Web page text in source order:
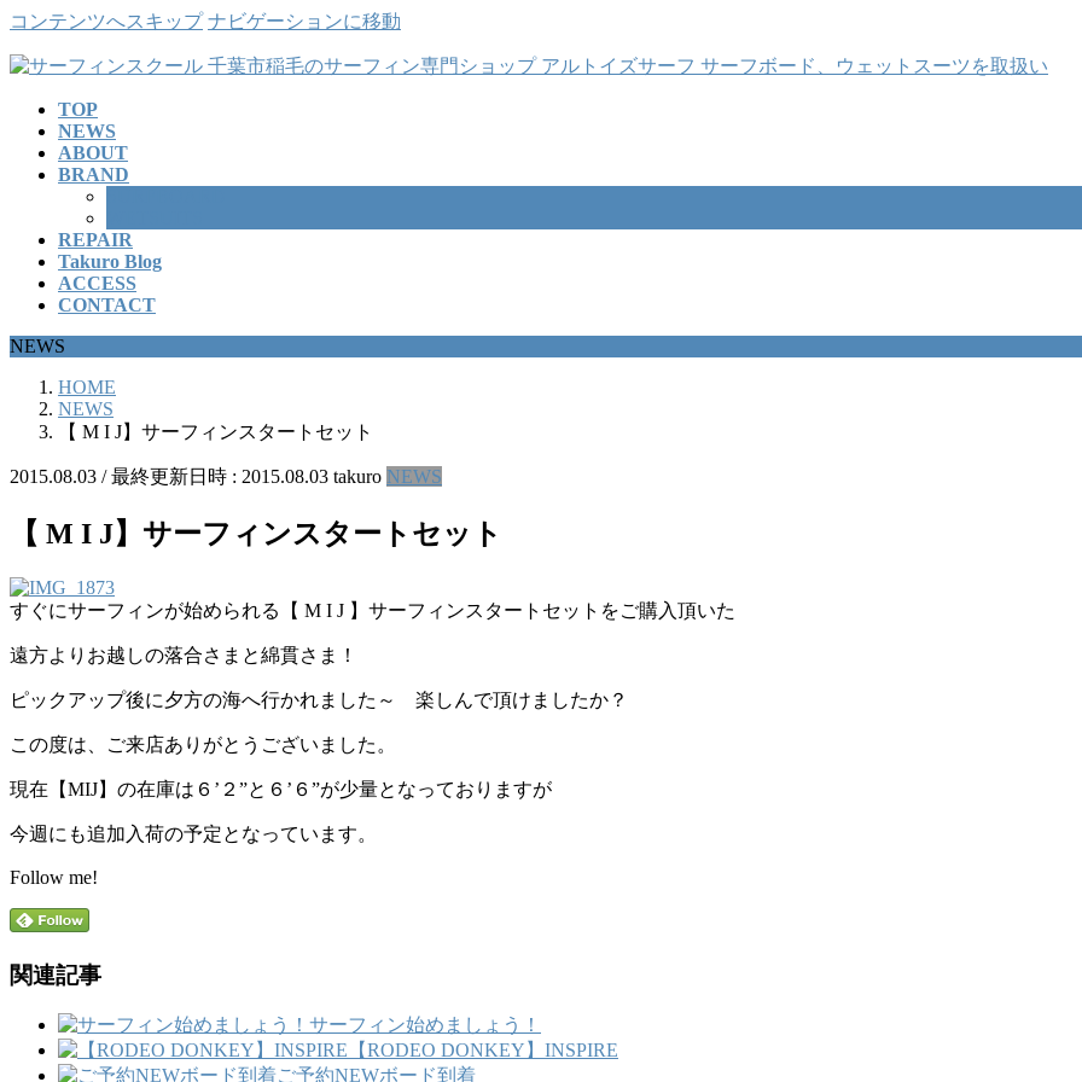
コンテンツへスキップ ナビゲーションに移動
TOP
NEWS
ABOUT
BRAND
REPAIR
Takuro Blog
ACCESS
CONTACT
NEWS
HOME
NEWS
【 M I J】サーフィンスタートセット
2015.08.03 / 最終更新日時 : 2015.08.03 takuro NEWS
【 M I J】サーフィンスタートセット
すぐにサーフィンが始められる【 M I J 】サーフィンスタートセットをご購入頂いた
遠方よりお越しの落合さまと綿貫さま！
ピックアップ後に夕方の海へ行かれました～ 楽しんで頂けましたか？
この度は、ご来店ありがとうございました。
現在【MIJ】の在庫は６’２”と６’６”が少量となっておりますが
今週にも追加入荷の予定となっています。
Follow me!
関連記事
サーフィン始めましょう！
【RODEO DONKEY】INSPIRE
ご予約NEWボード到着